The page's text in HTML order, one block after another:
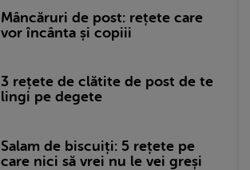
Mâncăruri de post: rețete care
vor încânta și copiii
3 rețete de clătite de post de te
lingi pe degete
Salam de biscuiți: 5 rețete pe
care nici să vrei nu le vei greși